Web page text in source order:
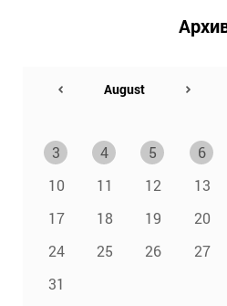
3
4 5 6
10
11 12 13
17
18 19 20
24
25 26 27
31